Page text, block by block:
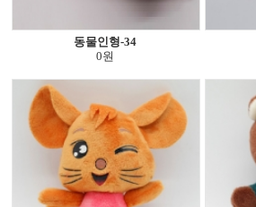
동물인형-34
0원